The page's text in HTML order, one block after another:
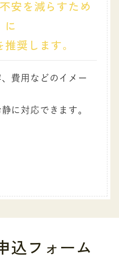
安を減らすため
に
奨します。
費用などのイメー
に対応できます。
込フォーム